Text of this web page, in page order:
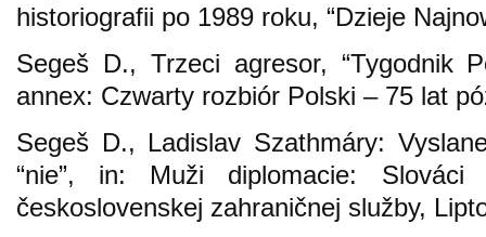
historiografii po 1989 roku, “Dzieje
Segeš D., Trzeci agresor, “Tygodnik
annex: Czwarty rozbiór Polski – 75 lat
Segeš D., Ladislav Szathmáry:
“nie”, in: Muži diplomacie: Slováci
československej zahraničnej služby,